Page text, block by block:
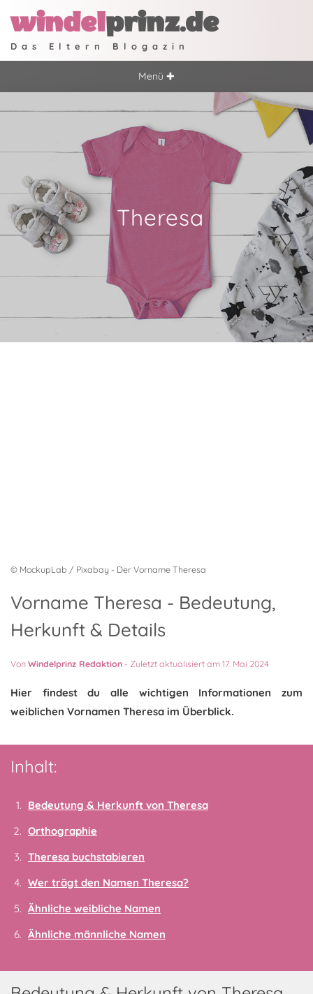
windelprinz.de
Das Eltern Blogazin
Menü ✚
Theresa
© MockupLab / Pixabay - Der Vorname Theresa
Vorname Theresa - Bedeutung,
Herkunft & Details
VonWindelprinz Redaktion - Zuletzt aktualisiert am 17. Mai 2024
Hier findest du alle wichtigen Informationen zum
weiblichen Vornamen Theresa im Überblick.
Inhalt:
Bedeutung & Herkunft von Theresa
Orthographie
Theresa buchstabieren
Wer trägt den Namen Theresa?
Ähnliche weibliche Namen
Ähnliche männliche Namen